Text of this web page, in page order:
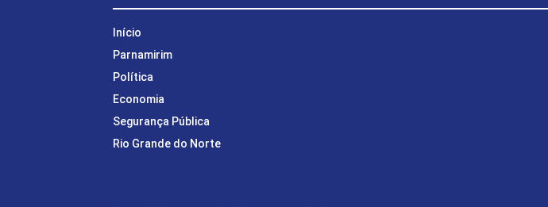
Início
Parnamirim
Política
Economia
Segurança Pública
Rio Grande do Norte